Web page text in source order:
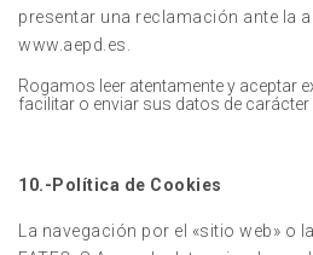
presentar una reclamación ante la
www.aepd.es.
Rogamos leer atentamente y aceptar
facilitar o enviar sus datos de carácter
10.-Política de Cookies
La navegación por el «sitio web» o